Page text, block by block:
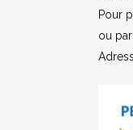
Pour
ou